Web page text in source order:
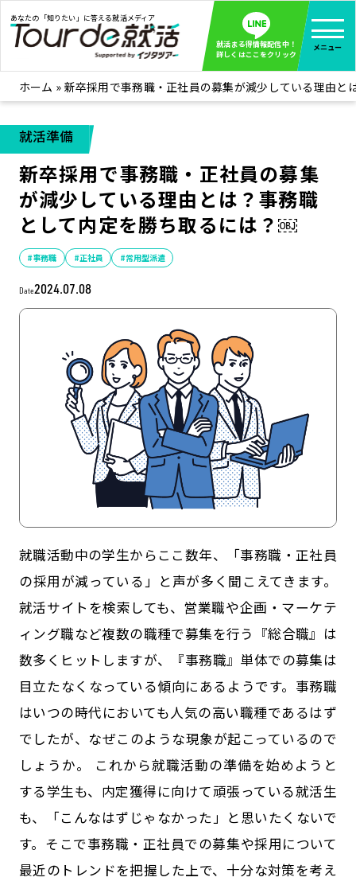
あなたの「知りたい」に答える就活メディア
就活まる得情報配信中！
詳しくはここをクリック
メニュー
就活ノウハウ 全て見る
企業まる見え！特捜部
みんなが知らない企業の裏側を徹底調査！
インタツアー活動レポ 全て見る
インタツアーを使ってどうだった？OBOG成功談
社会人インタビュー 全て見る
社会人になった今、就活を振り返ってみた
学生就活ブログ
学生ライターが教える、今就活でやるべきこと
企業・業界研究はインタツアー
記事一覧
インタツアー活用法
LINE登録
サイトマップ
運営会社
お問い合わせ
プライバシーポリシー
公式SNSはこちら
ホーム » 新卒採用で事務職・正社員の募集が減少している理由
就活準備
新卒採用で事務職・正社員の募集
が減少している理由とは？事務職
として内定を勝ち取るには？￼
#事務職 #正社員 #常用型派遣
Date2024.07.08
就職活動中の学生からここ数年、「事務職・正社員
の採用が減っている」と声が多く聞こえてきます。
就活サイトを検索しても、営業職や企画・マーケテ
ィング職など複数の職種で募集を行う『総合職』は
数多くヒットしますが、『事務職』単体での募集は
目立たなくなっている傾向にあるようです。事務職
はいつの時代においても人気の高い職種であるはず
でしたが、なぜこのような現象が起こっているので
しょうか。 これから就職活動の準備を始めようと
する学生も、内定獲得に向けて頑張っている就活生
も、「こんなはずじゃなかった」と思いたくないで
す。そこで事務職・正社員での募集や採用について
最近のトレンドを把握した上で、十分な対策を考え